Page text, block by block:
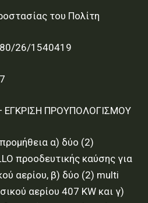
του Πολίτη
26/1540419
ΕΓΚΡΙΣΗ ΠΡΟΥΠΟΛΟΓΙΣΜΟΥ
α) δύο (2)
προοδευτικής καύσης για
αερίου, β) δύο (2) multi
αερίου 407 KW και γ)